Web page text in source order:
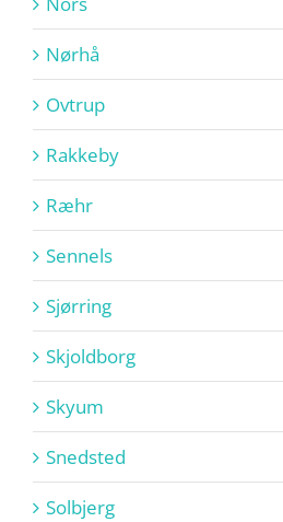
Nørhå
Ovtrup
Rakkeby
Ræhr
Sennels
Sjørring
Skjoldborg
Skyum
Snedsted
Solbjerg